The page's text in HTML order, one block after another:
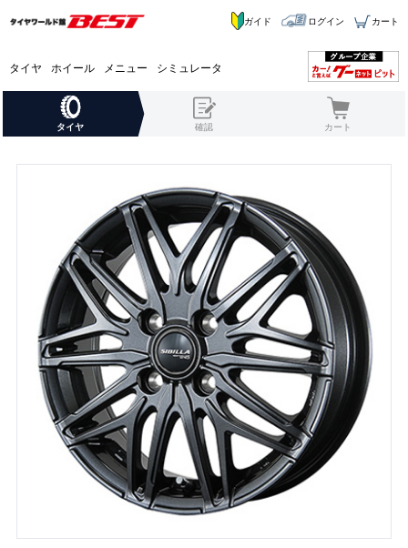
タイヤ ホイール メニュー シミュレータ
ガイド ログイン カート
タイヤ 確認 カート